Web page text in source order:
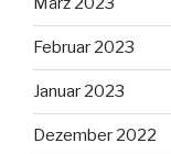
Februar 2023
Januar 2023
Dezember 2022